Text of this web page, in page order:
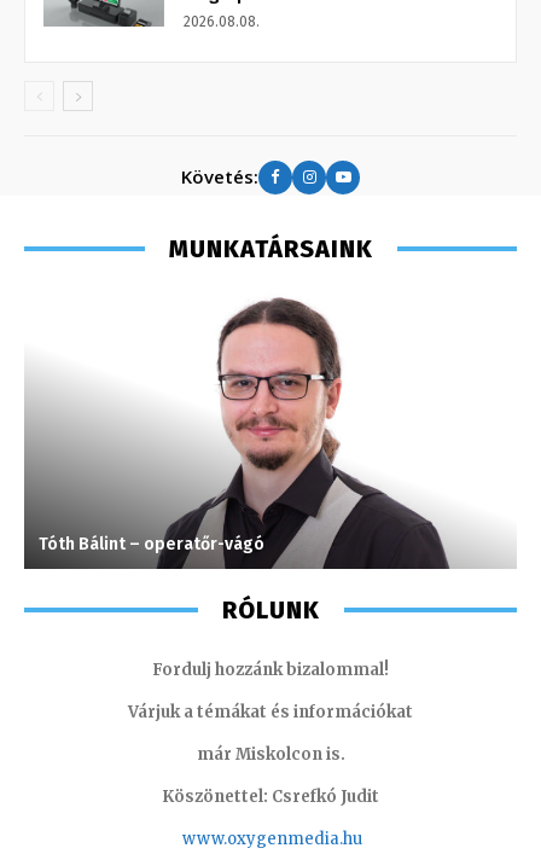
2026.08.08.
Követés:
MUNKATÁRSAINK
Tóth Bálint – operatőr-vágó
RÓLUNK
Fordulj hozzánk bizalommal!
Várjuk a témákat és információkat
már Miskolcon is.
Köszönettel: Csrefkó Judit
www.oxygenmedia.hu